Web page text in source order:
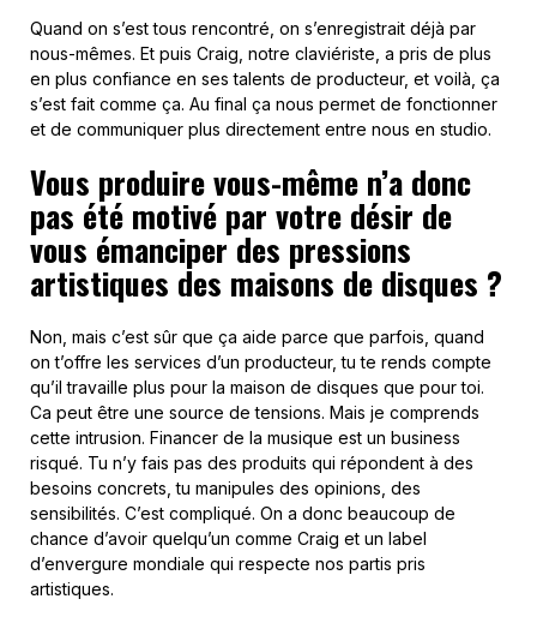
Quand on s’est tous rencontré, on s’enregistrait déjà par
nous-mêmes. Et puis Craig, notre claviériste, a pris de plus
en plus confiance en ses talents de producteur, et voilà, ça
s’est fait comme ça. Au final ça nous permet de fonctionner
et de communiquer plus directement entre nous en studio.
Vous produire vous-même n’a donc
pas été motivé par votre désir de
vous émanciper des pressions
artistiques des maisons de disques ?
Non, mais c’est sûr que ça aide parce que parfois, quand
on t’offre les services d’un producteur, tu te rends compte
qu’il travaille plus pour la maison de disques que pour toi.
Ca peut être une source de tensions. Mais je comprends
cette intrusion. Financer de la musique est un business
risqué. Tu n’y fais pas des produits qui répondent à des
besoins concrets, tu manipules des opinions, des
sensibilités. C’est compliqué. On a donc beaucoup de
chance d’avoir quelqu’un comme Craig et un label
d’envergure mondiale qui respecte nos partis pris
artistiques.